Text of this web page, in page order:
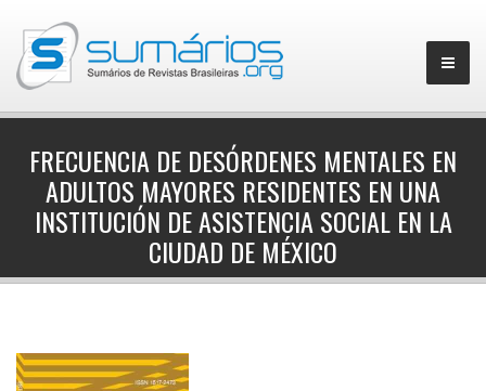
FRECUENCIA DE DESÓRDENES MENTALES EN
ADULTOS MAYORES RESIDENTES EN UNA
INSTITUCIÓN DE ASISTENCIA SOCIAL EN LA
CIUDAD DE MÉXICO